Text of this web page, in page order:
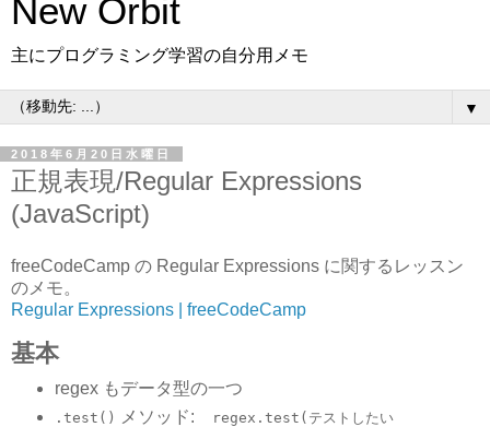
New Orbit
主にプログラミング学習の自分用メモ
▼
2018年6月20日水曜日
正規表現/Regular Expressions
(JavaScript)
freeCodeCamp の Regular Expressions に関するレッスン
のメモ。
Regular Expressions | freeCodeCamp
基本
regex もデータ型の一つ
.test() メソッド:
regex.test(テストしたい